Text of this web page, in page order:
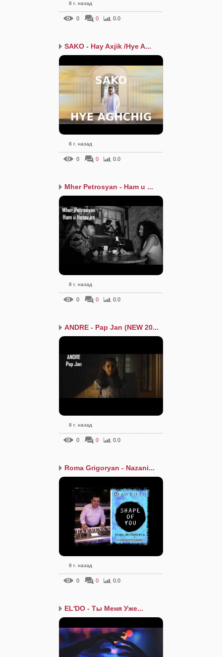
8 г. назад
0 0 0.0
SAKO - Hay Axjik /Hye A...
8 г. назад
0 0 0.0
Mher Petrosyan - Ham u ...
8 г. назад
0 0 0.0
ANDRE - Pap Jan (NEW 20...
8 г. назад
0 0 0.0
Roma Grigoryan - Nazani...
8 г. назад
0 0 0.0
EL'DO - Ты Меня Уже...